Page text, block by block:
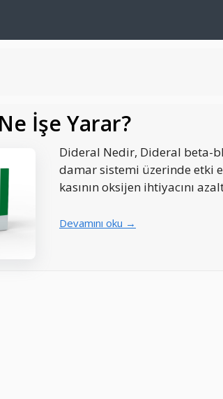
İşe Yarar?
Dideral Nedir, Dideral beta-
damar sistemi üzerinde etki
kasının oksijen ihtiyacını
Devamını oku →